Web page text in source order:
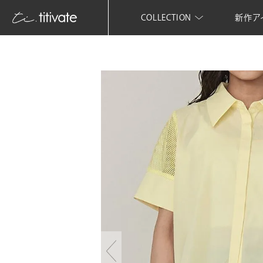
COLLECTION 新作ア